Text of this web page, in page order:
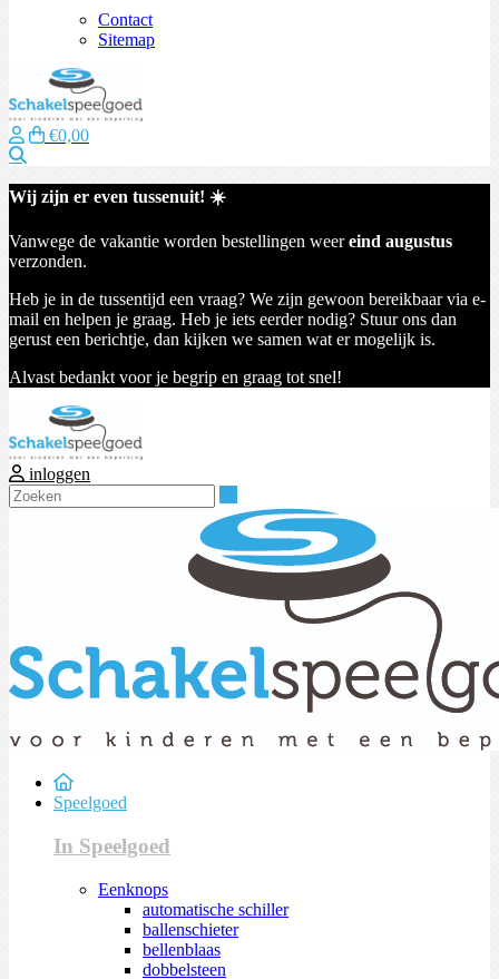
Contact
Sitemap
€0,00
Wij zijn er even tussenuit! ☀️
Vanwege de vakantie worden bestellingen weereind augustus
verzonden.
Heb je in de tussentijd een vraag? We zijn gewoon bereikbaar via e-
mail en helpen je graag. Heb je iets eerder nodig? Stuur ons dan
gerust een berichtje, dan kijken we samen wat er mogelijk is.
Alvast bedankt voor je begrip en graag tot snel!
inloggen
Speelgoed
In Speelgoed
Eenknops
automatische schiller
ballenschieter
bellenblaas
dobbelsteen